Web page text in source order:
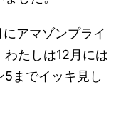
アマゾンプライ
たしは12月には
までイッキ見し